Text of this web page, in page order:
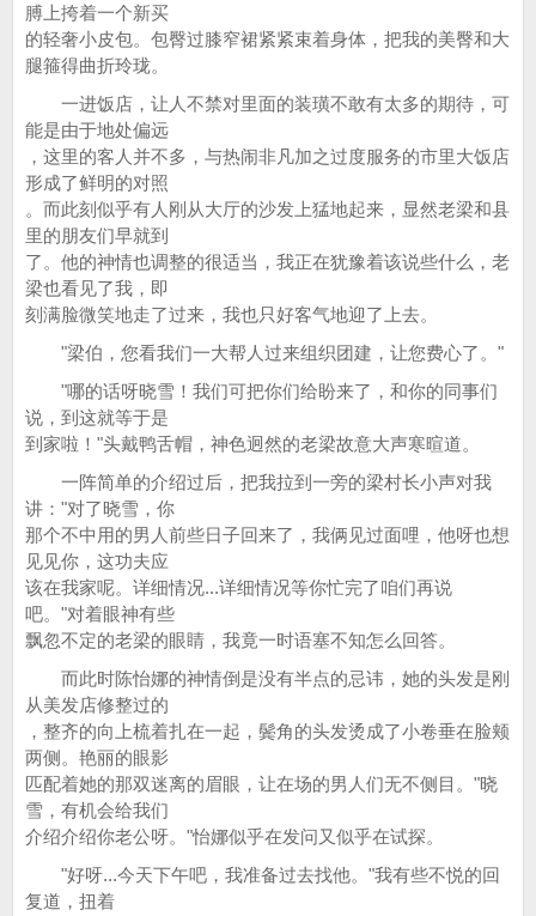
膊上挎着一个新买
的轻奢小皮包。包臀过膝窄裙紧紧束着身体，把我的美臀和大
腿箍得曲折玲珑。
一进饭店，让人不禁对里面的装璜不敢有太多的期待，可
能是由于地处偏远
，这里的客人并不多，与热闹非凡加之过度服务的市里大饭店
形成了鲜明的对照
。而此刻似乎有人刚从大厅的沙发上猛地起来，显然老梁和县
里的朋友们早就到
了。他的神情也调整的很适当，我正在犹豫着该说些什么，老
梁也看见了我，即
刻满脸微笑地走了过来，我也只好客气地迎了上去。
"梁伯，您看我们一大帮人过来组织团建，让您费心了。"
"哪的话呀晓雪！我们可把你们给盼来了，和你的同事们
说，到这就等于是
到家啦！"头戴鸭舌帽，神色迥然的老梁故意大声寒暄道。
一阵简单的介绍过后，把我拉到一旁的梁村长小声对我
讲："对了晓雪，你
那个不中用的男人前些日子回来了，我俩见过面哩，他呀也想
见见你，这功夫应
该在我家呢。详细情况...详细情况等你忙完了咱们再说
吧。"对着眼神有些
飘忽不定的老梁的眼睛，我竟一时语塞不知怎么回答。
而此时陈怡娜的神情倒是没有半点的忌讳，她的头发是刚
从美发店修整过的
，整齐的向上梳着扎在一起，鬓角的头发烫成了小卷垂在脸颊
两侧。艳丽的眼影
匹配着她的那双迷离的眉眼，让在场的男人们无不侧目。"晓
雪，有机会给我们
介绍介绍你老公呀。"怡娜似乎在发问又似乎在试探。
"好呀...今天下午吧，我准备过去找他。"我有些不悦的回
复道，扭着